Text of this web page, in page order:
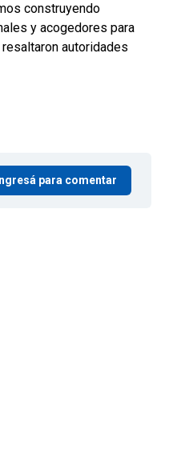
construyendo
y acogedores para
autoridades
Ingresá para comentar